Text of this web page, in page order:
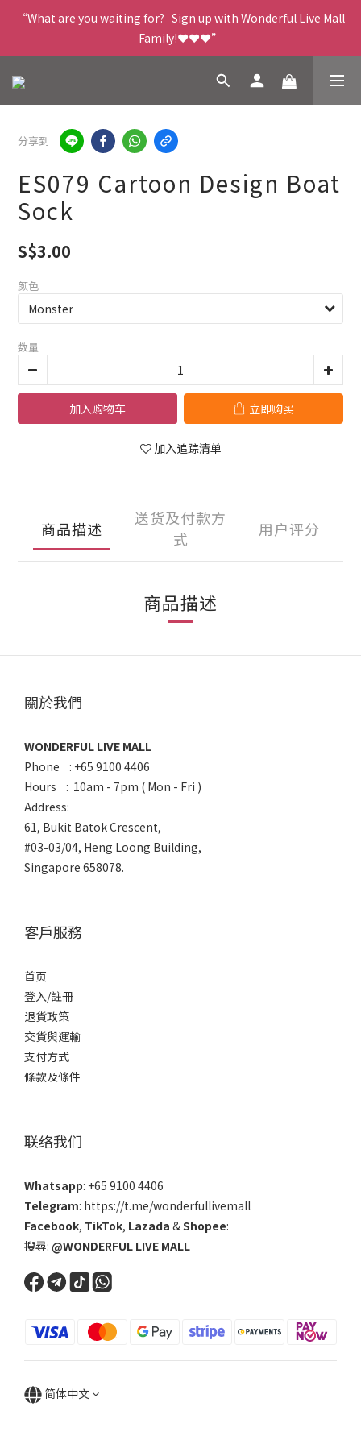
“What are you waiting for?   Sign up with Wonderful Live Mall
Family!❤️❤️❤️”
分享到
ES079 Cartoon Design Boat
Sock
S$3.00
颜色
数量
加入购物车 立即购买
加入追踪清单
商品描述
送货及付款方
式
用户评分
商品描述
關於我們
WONDERFUL LIVE MALL
Phone : +65 9100 4406
Hours : 10am - 7pm ( Mon - Fri )
Address:
61, Bukit Batok Crescent,
#03-03/04, Heng Loong Building,
Singapore 658078.
客戶服務
首页
登入/註冊
退貨政策
交貨與運輸
支付方式
條款及條件
联络我们
Whatsapp: +65 9100 4406
Telegram: https://t.me/wonderfullivemall
Facebook, TikTok, Lazada &Shopee:
搜尋: @WONDERFUL LIVE MALL
简体中文